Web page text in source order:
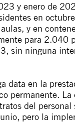
y enero de
en
y en
para 2.040
sin ninguna
data en la
permanente.
del
pero la